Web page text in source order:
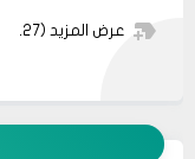
عرض المزيد (27)